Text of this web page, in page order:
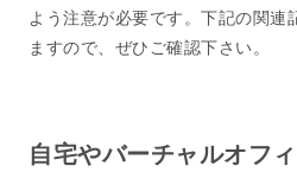
よう注意が必要です。下記の関連
ますので、ぜひご確認下さい。
自宅やバーチャルオフ